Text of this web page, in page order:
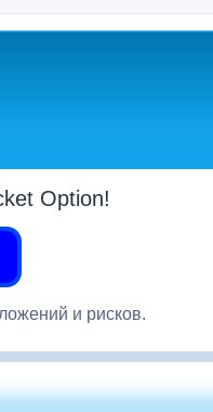
Option!
и рисков.